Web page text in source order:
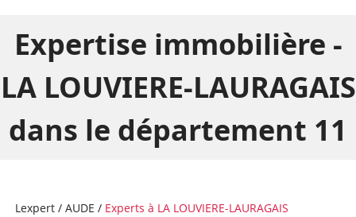
Expertise immobilière -
LA LOUVIERE-LAURAGAIS
dans le département 11
Lexpert/ AUDE / Experts à LA LOUVIERE-LAURAGAIS